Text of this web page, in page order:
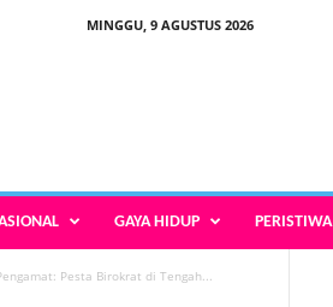
MINGGU, 9 AGUSTUS 2026
GAYA HIDUP PERISTIWA
Pesta Birokrat di Tengah...